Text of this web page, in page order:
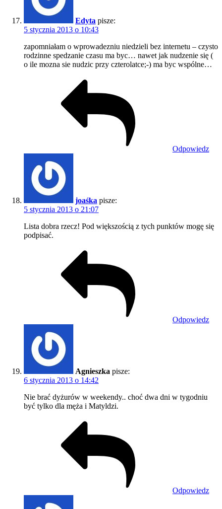
Edyta pisze:
5 stycznia 2013 o 10:43
zapomniałam o wprowadezniu niedzieli bez internetu – czysto
rodzinne spedzanie czasu ma byc… nawet jak nudzenie się (
o ile mozna sie nudzic przy czterolatce;-) ma byc wspólne…
Odpowiedz
joaśka pisze:
5 stycznia 2013 o 21:07
Lista dobra rzecz! Pod większością z tych punktów mogę się
podpisać.
Odpowiedz
Agnieszka pisze:
6 stycznia 2013 o 14:42
Nie brać dyżurów w weekendy.. choć dwa dni w tygodniu
być tylko dla męża i Matyldzi.
Odpowiedz